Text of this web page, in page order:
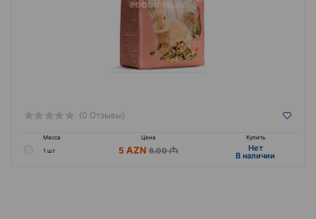
(0 Отзывы)
Масса Цена
Купить
1 шт
5 6.00 Hет
B наличии